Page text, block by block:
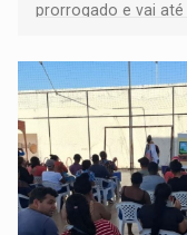
prorrogado e vai